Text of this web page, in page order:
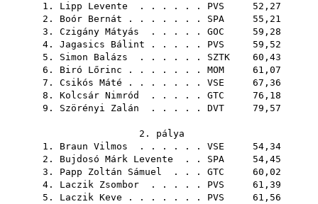
1. Lipp Levente . . . . . . PVS 52,27
2. Boór Bernát . . . . . . . SPA 55,21
3. Czigány Mátyás . . . . . GOC 59,28
4. Jagasics Bálint . . . . . PVS 59,52
5. Simon Balázs . . . . . . SZTK 60,43
6. Biró Lőrinc . . . . . . . MOM 61,07
7. Csikós Máté . . . . . . . VSE 67,36
8. Kolcsár Nimród . . . . . GTC 76,18
9. Szörényi Zalán . . . . . DVT 79,57
2. pálya
1. Braun Vilmos . . . . . . VSE 54,34
2. Bujdosó Márk Levente . . SPA 54,45
3. Papp Zoltán Sámuel . . . GTC 60,02
4. Laczik Zsombor . . . . . PVS 61,39
5. Laczik Keve . . . . . . . PVS 61,56